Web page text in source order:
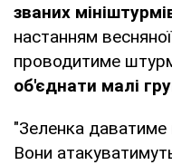
званих
настанням
проводитиме
об'єднати малі
"Зеленка
Вони